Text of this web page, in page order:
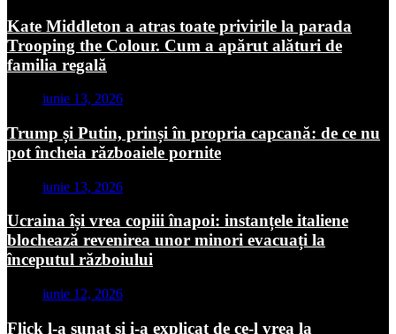
Kate Middleton a atras toate privirile la parada
Trooping the Colour. Cum a apărut alături de
familia regală
iunie 13, 2026
Trump și Putin, prinși în propria capcană: de ce nu
pot încheia războaiele pornite
iunie 13, 2026
Ucraina își vrea copiii înapoi: instanțele italiene
blochează revenirea unor minori evacuați la
începutul războiului
iunie 12, 2026
Flick l-a sunat și i-a explicat de ce-l vrea la